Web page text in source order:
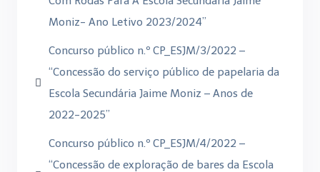
Moniz- Ano Letivo 2023/2024”
Concurso público n.º CP_ESJM/3/2022 –
“Concessão do serviço público de papelaria da
Escola Secundária Jaime Moniz – Anos de
2022-2025”
Concurso público n.º CP_ESJM/4/2022 –
“Concessão de exploração de bares da Escola